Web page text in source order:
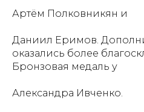
Артём Полковникян и
Даниил Еримов.
оказались более
Бронзовая медаль у
Александра Ивченко.